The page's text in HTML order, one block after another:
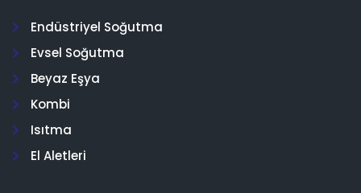
Endüstriyel Soğutma
Evsel Soğutma
Beyaz Eşya
Kombi
Isıtma
El Aletleri